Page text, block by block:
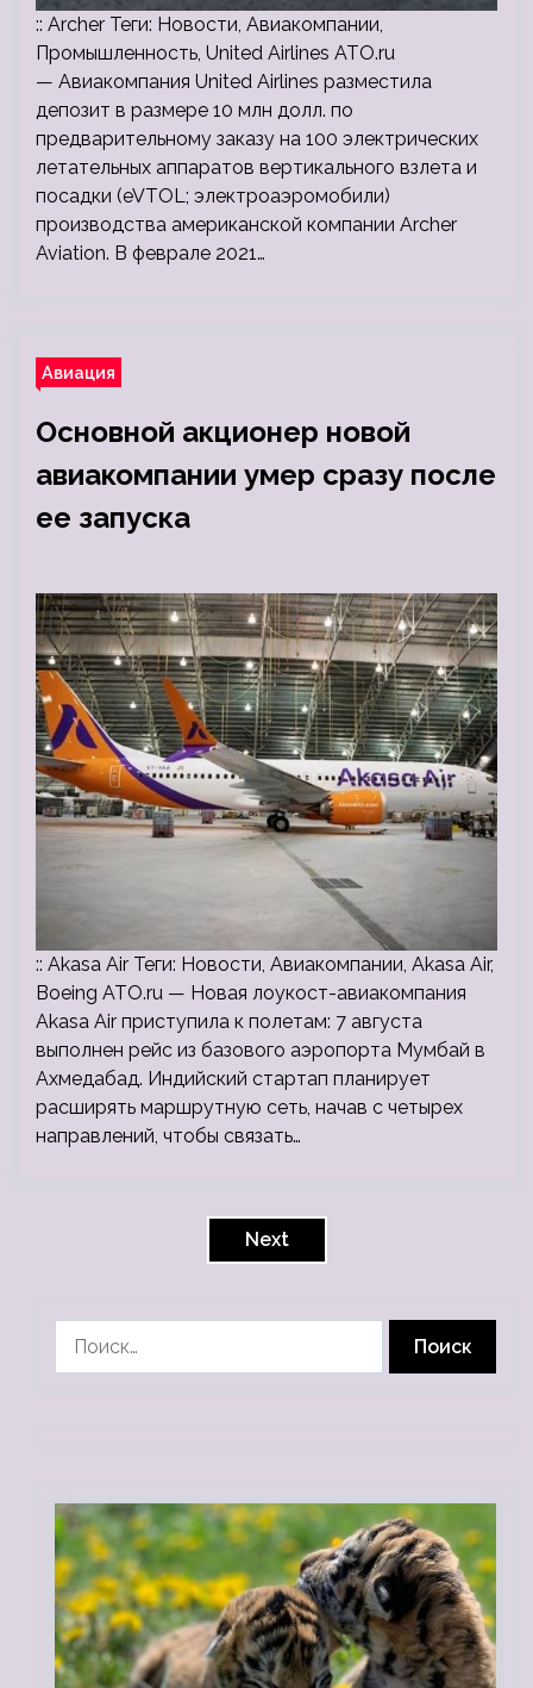
:: Archer Теги: Новости, Авиакомпании,
Промышленность, United Airlines ATO.ru
— Авиакомпания United Airlines разместила
депозит в размере 10 млн долл. по
предварительному заказу на 100 электрических
летательных аппаратов вертикального взлета и
посадки (eVTOL; электроаэромобили)
производства американской компании Archer
Aviation. В феврале 2021…
Авиация
Основной акционер новой
авиакомпании умер сразу после
ее запуска
:: Akasa Air Теги: Новости, Авиакомпании, Akasa Air,
Boeing ATO.ru — Новая лоукост-авиакомпания
Akasa Air приступила к полетам: 7 августа
выполнен рейс из базового аэропорта Мумбай в
Ахмедабад. Индийский стартап планирует
расширять маршрутную сеть, начав с четырех
направлений, чтобы связать…
Next